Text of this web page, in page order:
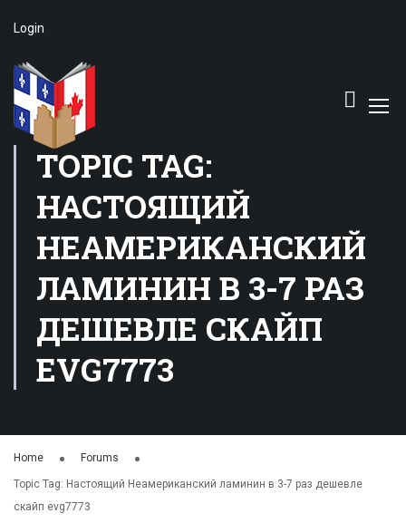
Login
TOPIC TAG:
НАСТОЯЩИЙ
НЕАМЕРИКАНСКИЙ
ЛАМИНИН В 3-7 РАЗ
ДЕШЕВЛЕ CКAЙП
EVG7773
Home Forums
Topic Tag: Настоящий Неамериканский ламинин в 3-7 раз дешевле
cкaйп evg7773